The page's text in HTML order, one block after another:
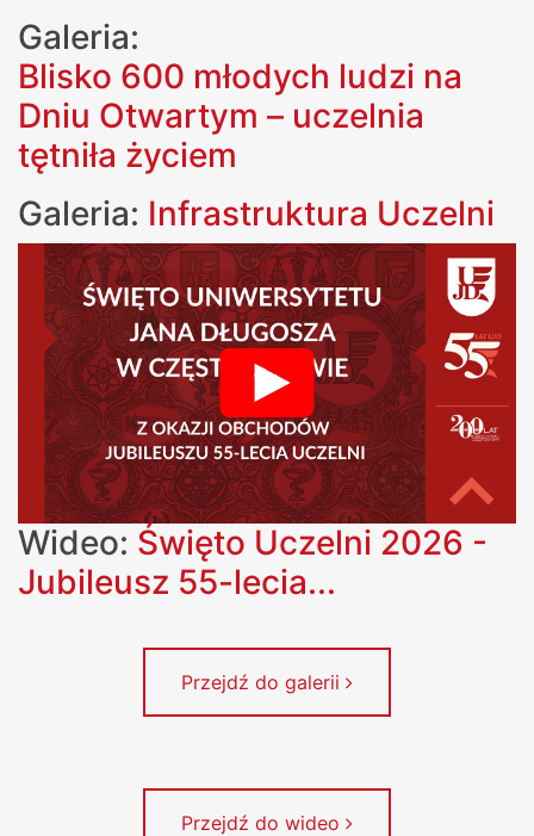
Galeria:
Blisko 600 młodych ludzi na
Dniu Otwartym – uczelnia
tętniła życiem
Galeria: Infrastruktura Uczelni
Wideo: Święto Uczelni 2026 -
Jubileusz 55-lecia...
Przejdź do galerii
Przejdź do wideo